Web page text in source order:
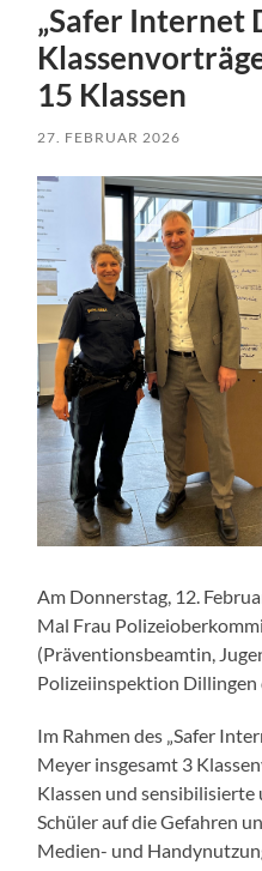
„Safer Internet
15 Klassen
27. FEBRUAR 2026
Am Donnerstag, 12.
Mal Frau
(Präventionsbeamtin,
Polizeiinspektion Dillingen
Im Rahmen des „Safer
Meyer insgesamt 3
Klassen und sensibilisierte
Schüler auf die Gefahren
Medien- und